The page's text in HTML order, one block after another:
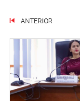
ANTERIOR